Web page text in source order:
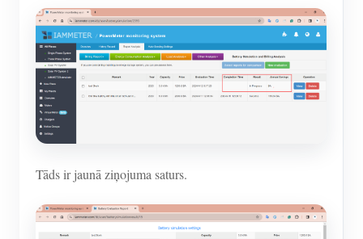
Tāds ir jaunā ziņojuma saturs.